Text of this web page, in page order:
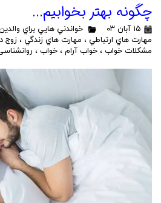
چگونه بهتر بخوابیم...
۱۵ آبان ۰۳ خواندني هايي براي
مهارت هاي ارتباطي ، مهارت هاي زندگي ، زوج
مشکلات خواب ، خواب آرام ، خواب ،